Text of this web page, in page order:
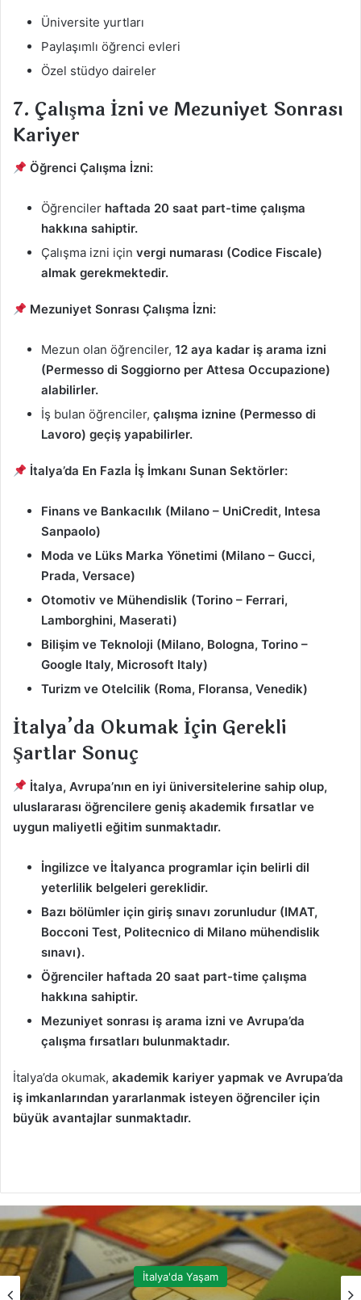
Üniversite yurtları
Paylaşımlı öğrenci evleri
Özel stüdyo daireler
7. Çalışma İzni ve Mezuniyet Sonrası
Kariyer
Öğrenci Çalışma İzni:
Öğrenciler haftada 20 saat part-time çalışma
hakkına sahiptir.
Çalışma izni için vergi numarası (Codice Fiscale)
almak gerekmektedir.
Mezuniyet Sonrası Çalışma İzni:
Mezun olan öğrenciler, 12 aya kadar iş arama izni
(Permesso di Soggiorno per Attesa Occupazione)
alabilirler.
İş bulan öğrenciler, çalışma iznine (Permesso di
Lavoro) geçiş yapabilirler.
İtalya’da En Fazla İş İmkanı Sunan Sektörler:
Finans ve Bankacılık (Milano – UniCredit, Intesa
Sanpaolo)
Moda ve Lüks Marka Yönetimi (Milano – Gucci,
Prada, Versace)
Otomotiv ve Mühendislik (Torino – Ferrari,
Lamborghini, Maserati)
Bilişim ve Teknoloji (Milano, Bologna, Torino –
Google Italy, Microsoft Italy)
Turizm ve Otelcilik (Roma, Floransa, Venedik)
İtalya’da Okumak İçin Gerekli
Şartlar Sonuç
İtalya, Avrupa’nın en iyi üniversitelerine sahip olup,
uluslararası öğrencilere geniş akademik fırsatlar ve
uygun maliyetli eğitim sunmaktadır.
İngilizce ve İtalyanca programlar için belirli dil
yeterlilik belgeleri gereklidir.
Bazı bölümler için giriş sınavı zorunludur (IMAT,
Bocconi Test, Politecnico di Milano mühendislik
sınavı).
Öğrenciler haftada 20 saat part-time çalışma
hakkına sahiptir.
Mezuniyet sonrası iş arama izni ve Avrupa’da
çalışma fırsatları bulunmaktadır.
İtalya’da okumak, akademik kariyer yapmak ve Avrupa’da
iş imkanlarından yararlanmak isteyen öğrenciler için
büyük avantajlar sunmaktadır.
İtalya'da Yaşam